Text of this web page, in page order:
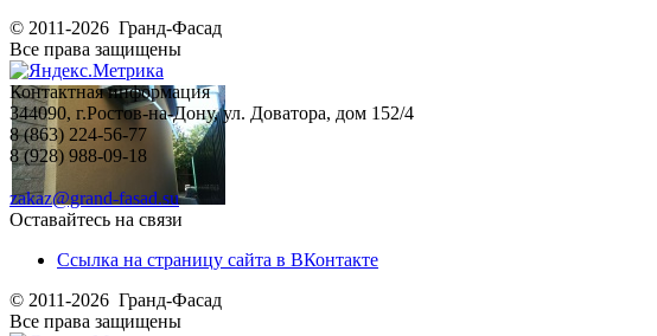
© 2011-2026 Гранд-Фасад
Все права защищены
Контактная информация
344090, г.Ростов-на-Дону, ул. Доватора, дом 152/4
8 (863) 224-56-77
8 (928) 988-09-18
zakaz@grand-fasad.su
Оставайтесь на связи
Ссылка на страницу сайта в ВКонтакте
© 2011-2026 Гранд-Фасад
Все права защищены